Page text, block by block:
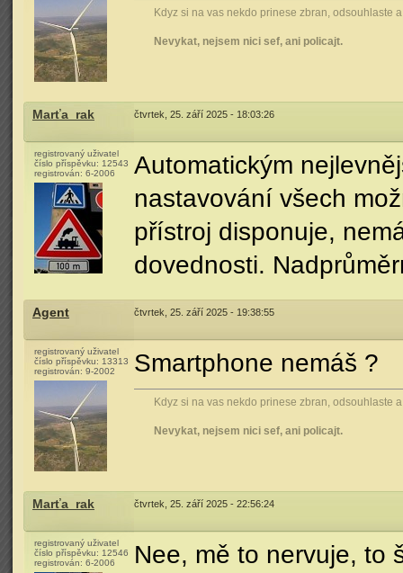
Kdyz si na vas nekdo prinese zbran, odsouhlaste
Nevykat, nejsem nici sef, ani policajt.
Marťa_rak čtvrtek, 25. září 2025 - 18:03:26
registrovaný uživatel
číslo příspěvku: 12543
registrován: 6-2006
Automatickým
nastavování všech
přístroj disponuje,
dovednosti.
Agent čtvrtek, 25. září 2025 - 19:38:55
registrovaný uživatel
číslo příspěvku: 13313
registrován: 9-2002 Smartphone nemáš ?
Kdyz si na vas nekdo prinese zbran, odsouhlaste
Nevykat, nejsem nici sef, ani policajt.
Marťa_rak čtvrtek, 25. září 2025 - 22:56:24
registrovaný uživatel
číslo příspěvku: 12546
registrován: 6-2006
Nee, mě to nervuje, to